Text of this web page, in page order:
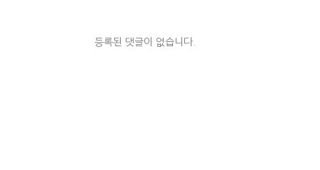
등록된 댓글이 없습니다.